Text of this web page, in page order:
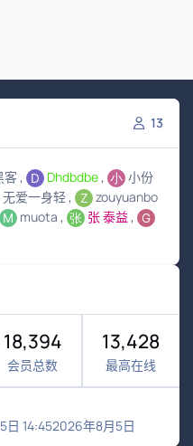
13
客 Dhdbdbe
小份
无爱一身轻
zouyuanbo
muota
张 泰益
18,394
会员总数
13,428
最高在线
日 14:452026年8月5日